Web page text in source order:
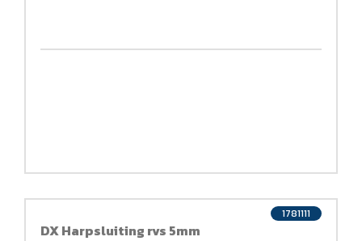
DX Harpsluiting rvs 5mm
1781111